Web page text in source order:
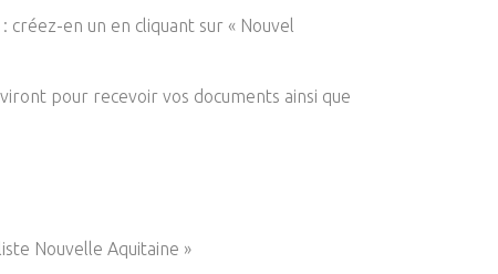
créez-en un en cliquant sur « Nouvel
pour recevoir vos documents ainsi que
Nouvelle Aquitaine »